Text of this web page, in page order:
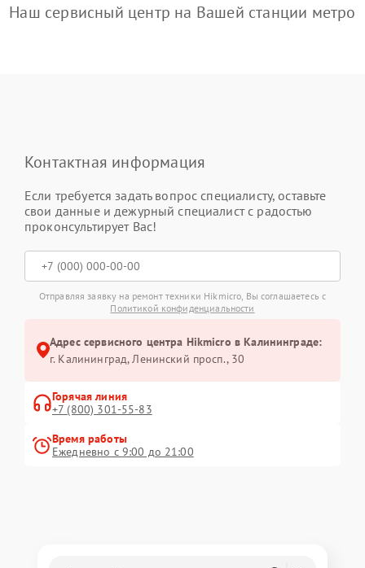
Наш сервисный центр на Вашей станции метро
Контактная информация
Если требуется задать вопрос специалисту, оставьте
свои данные и дежурный специалист с радостью
проконсультирует Вас!
Отправляя заявку на ремонт техники Hikmicro, Вы соглашаетесь с
Политикой конфиденциальности
Адрес сервисного центра Hikmicro в Калининграде:
г. Калининград, Ленинский просп., 30
Горячая линия
+7 (800) 301-55-83
Время работы
Ежедневно с 9:00 до 21:00